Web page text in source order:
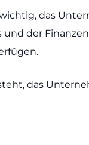
das
der
das